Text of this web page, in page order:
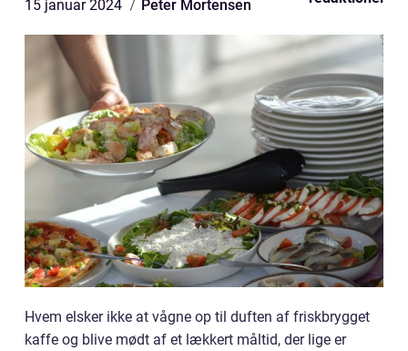
15 januar 2024 Peter Mortensen
Hvem elsker ikke at vågne op til duften af friskbrygget
kaffe og blive mødt af et lækkert måltid, der lige er